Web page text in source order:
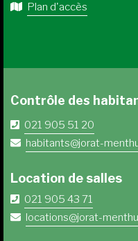
Plan d'accès
Contrôle des
021 905 51 20
habitants@jorat-
Location de salles
021 905 43 71
locations@jorat-